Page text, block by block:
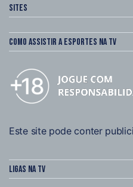
Sites
Como assistir a esportes na TV
Este site pode conter
Ligas na TV